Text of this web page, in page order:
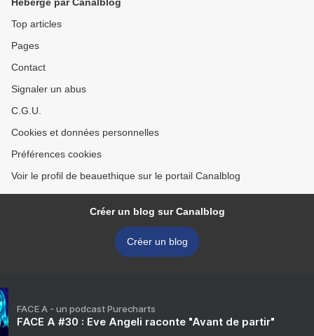
Top articles
Pages
Contact
Signaler un abus
C.G.U.
Cookies et données personnelles
Préférences cookies
Voir le profil de beauethique sur le portail Canalblog
Créer un blog sur Canalblog
Créer un blog
FACE A - un podcast Purecharts
FACE A #30 : Eve Angeli raconte "Avant de partir"